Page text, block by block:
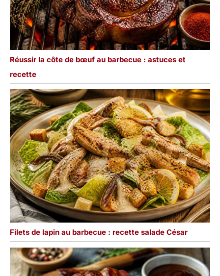
Réussir la côte de bœuf au barbecue : astuces et
recette
Filets de lapin au barbecue : recette salade César